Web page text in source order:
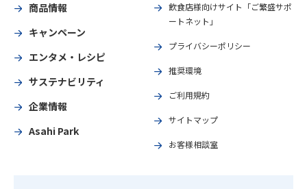
商品情報
キャンペーン
エンタメ・レシピ
サステナビリティ
企業情報
Asahi Park
飲食店様向けサイト「ご繁盛サポ
ートネット」
プライバシーポリシー
推奨環境
ご利用規約
サイトマップ
お客様相談室